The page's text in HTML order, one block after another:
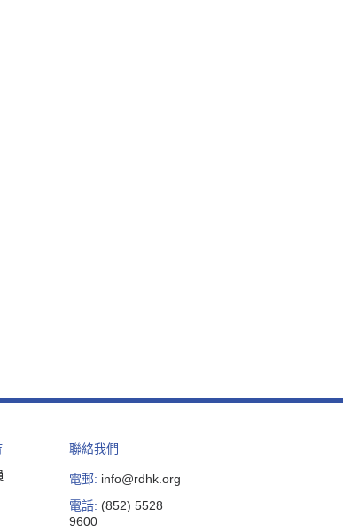
聯絡我們
電郵: info@rdhk.org
電話: (852) 5528
9600